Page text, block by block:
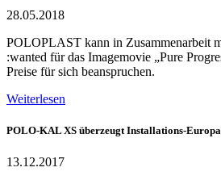
28.05.2018
POLOPLAST kann in Zusammenarbeit
:wanted für das Imagemovie „Pure
Preise für sich beanspruchen.
Weiterlesen
POLO-KAL XS überzeugt Installations-
13.12.2017